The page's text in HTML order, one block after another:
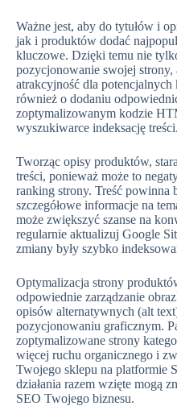
Ważne jest, aby do tytułów i
jak i produktów dodać
kluczowe. Dzięki temu nie
pozycjonowanie swojej strony,
atrakcyjność dla potencjalnych
również o dodaniu
zoptymalizowanym kodzie
wyszukiwarce indeksację treści.
Tworząc opisy produktów,
treści, ponieważ może to
ranking strony. Treść powinna
szczegółowe informacje na
może zwiększyć szanse na
regularnie aktualizuj Google
zmiany były szybko
Optymalizacja strony
odpowiednie zarządzanie
opisów alternatywnych (alt
pozycjonowaniu graficznym.
zoptymalizowane strony
więcej ruchu organicznego i
Twojego sklepu na platformie
działania razem wzięte mogą
SEO Twojego biznesu.